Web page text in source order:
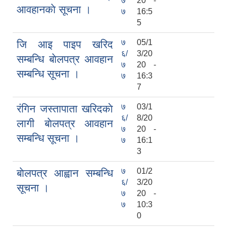
आवहानकाे सूचना ।
७
16:5
5
जि आइ पाइप खरिद
सम्बन्धि बाेलपत्र आवहान
सम्बन्धि सूचना ।
७
६/
७
७
05/1
3/20
20 -
16:3
7
रंगिन जस्तापाता खरिदकाे
लागी बाेलपत्र आवहान
सम्बन्धि सूचना ।
७
६/
७
७
03/1
8/20
20 -
16:1
3
बाेलपत्र आह्वान सम्बन्धि
सूचना ।
७
६/
७
७
01/2
3/20
20 -
10:3
0